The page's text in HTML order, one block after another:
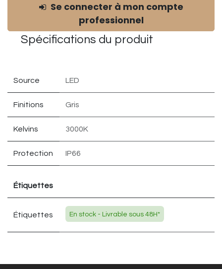
Se connecter à mon compte
professionnel
Spécifications du produit
Source LED
Finitions Gris
Kelvins 3000K
Protection IP66
Étiquettes
Étiquettes En stock - Livrable sous 48H*